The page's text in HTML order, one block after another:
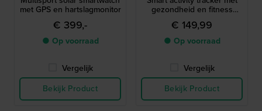
met GPS en hartslagmonitor
€ 399,-
● Op voorraad
Vergelijk
Bekijk Product
gezondheid en fitness
functies
€ 149,99
● Op voorraad
Vergelijk
Bekijk Product